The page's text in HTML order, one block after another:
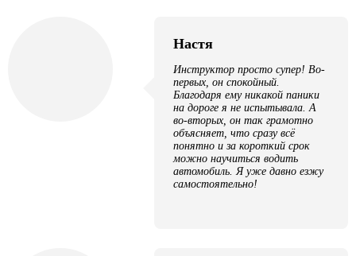
Настя
Инструктор просто супер! Во-
первых, он спокойный.
Благодаря ему никакой паники
на дороге я не испытывала. А
во-вторых, он так грамотно
объясняет, что сразу всё
понятно и за короткий срок
можно научиться водить
автомобиль. Я уже давно езжу
самостоятельно!